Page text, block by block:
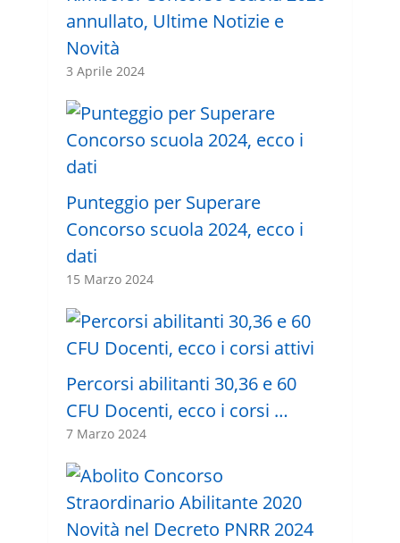
annullato, Ultime Notizie e
Novità
3 Aprile 2024
Punteggio per Superare
Concorso scuola 2024, ecco i
dati
15 Marzo 2024
Percorsi abilitanti 30,36 e 60
CFU Docenti, ecco i corsi …
7 Marzo 2024